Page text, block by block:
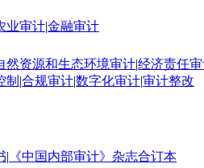
业审计|金融审计
然资源和生态环境审计|经济责任
制 |合规审计|数字化审计|审计整改
| 《中国内部审计》杂志合订本